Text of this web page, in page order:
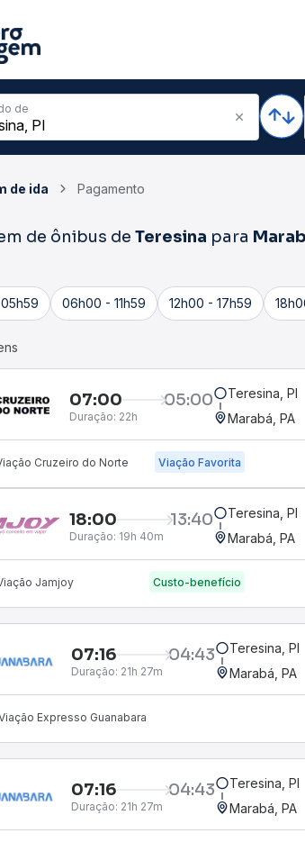
de
de ida Pagamento
de ônibus de Teresina para
06h00 - 11h59 12h00 - 17h59
07:00 05:00
Duração: 22h
Teresina, PI
Marabá, PA
Cruzeiro do Norte Viação Favorita
18:00 13:40
Duração: 19h 40m
Teresina, PI
Marabá, PA
Jamjoy Custo-benefício
07:16 04:43
Duração: 21h 27m
Teresina, PI
Marabá, PA
Expresso Guanabara
07:16 04:43
Duração: 21h 27m
Teresina, PI
Marabá, PA